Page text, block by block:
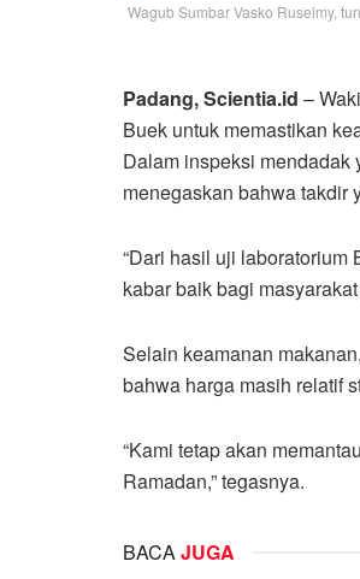
Wagub Sumbar Vasko Ruseimy,
Padang, Scientia.id –
Buek untuk memastikan
Dalam inspeksi mendadak
menegaskan bahwa takdir
“Dari hasil uji laboratorium
kabar baik bagi
Selain keamanan
bahwa harga masih relatif
“Kami tetap akan
Ramadan,” tegasnya.
BACAJUGA